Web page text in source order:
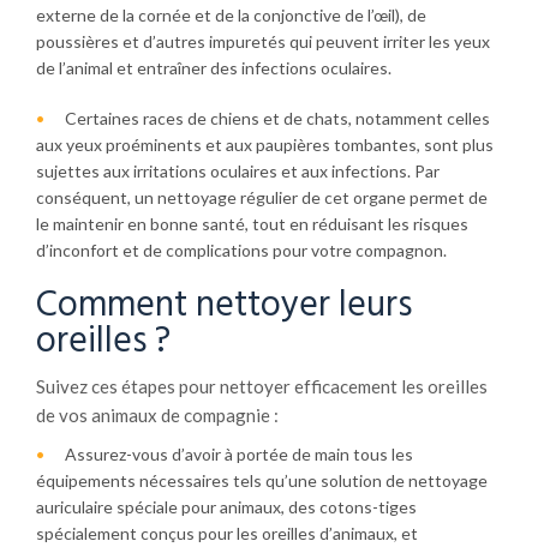
externe de la cornée et de la conjonctive de l’œil), de
poussières et d’autres impuretés qui peuvent irriter les yeux
de l’animal et entraîner des infections oculaires.
Certaines races de chiens et de chats, notamment celles
aux yeux proéminents et aux paupières tombantes, sont plus
sujettes aux irritations oculaires et aux infections. Par
conséquent, un nettoyage régulier de cet organe permet de
le maintenir en bonne santé, tout en réduisant les risques
d’inconfort et de complications pour votre compagnon.
Comment nettoyer leurs
oreilles ?
Suivez ces étapes pour nettoyer efficacement les oreilles
de vos animaux de compagnie :
Assurez-vous d’avoir à portée de main tous les
équipements nécessaires tels qu’une solution de nettoyage
auriculaire spéciale pour animaux, des cotons-tiges
spécialement conçus pour les oreilles d’animaux, et